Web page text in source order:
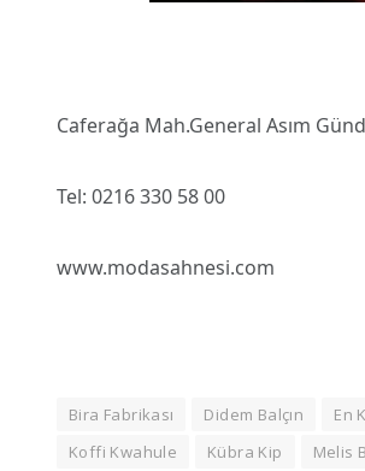
Caferağa Mah.General Asım
Tel: 0216 330 58 00
www.modasahnesi.com
Bira Fabrikası Didem Balçın En
Koffi Kwahule
Kübra Kip Melis